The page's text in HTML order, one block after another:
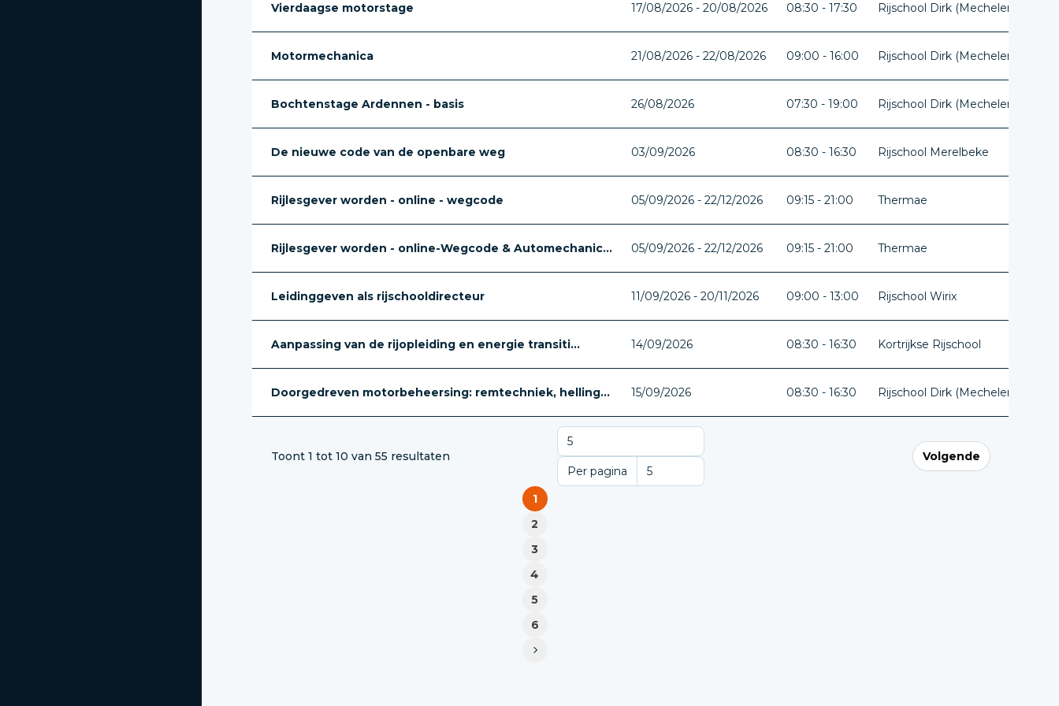
Vierdaagse motorstage 17/08/2026 - 20/08/2026 08:30 - 17:30 Rijschool Dirk (Mechelen)
Motormechanica 21/08/2026 - 22/08/2026 09:00 - 16:00 Rijschool Dirk (Mechelen)
Bochtenstage Ardennen - basis 26/08/2026 07:30 - 19:00 Rijschool Dirk (Mechelen)
De nieuwe code van de openbare weg 03/09/2026 08:30 - 16:30 Rijschool Merelbeke
Rijlesgever worden - online - wegcode 05/09/2026 - 22/12/2026 09:15 - 21:00 Thermae
Rijlesgever worden - online-Wegcode & Automechanic... 05/09/2026 - 22/12/2026 09:15 - 21:00 Thermae
Leidinggeven als rijschooldirecteur 11/09/2026 - 20/11/2026 09:00 - 13:00 Rijschool Wirix
Aanpassing van de rijopleiding en energie transiti... 14/09/2026 08:30 - 16:30 Kortrijkse Rijschool
Doorgedreven motorbeheersing: remtechniek, helling... 15/09/2026 08:30 - 16:30 Rijschool Dirk (Mechelen)
Toont 1 tot 10 van 55 resultaten
Per pagina
Per pagina
Volgende
1
2
3
4
5
6